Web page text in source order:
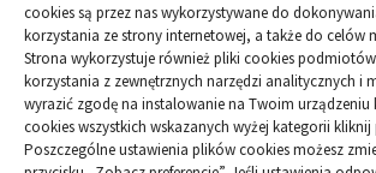
cookies są przez nas wykorzystywane do
korzystania ze strony internetowej, a także do celów
Strona wykorzystuje również pliki cookies
korzystania z zewnętrznych narzędzi analitycznych i
wyrazić zgodę na instalowanie na Twoim
cookies wszystkich wskazanych wyżej kategorii kliknij
Poszczególne ustawienia plików cookies możesz
Ogród
Przemysł